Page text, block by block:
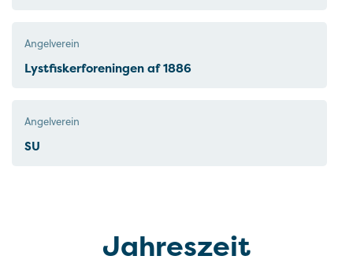
Angelverein
Lystfiskerforeningen af 1886
Angelverein
SU
Jahreszeit